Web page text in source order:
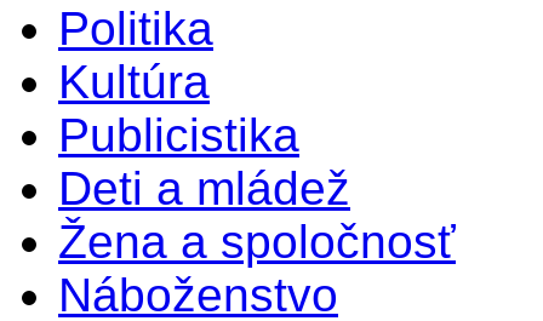
Politika
Kultúra
Publicistika
Deti a mládež
Žena a spoločnosť
Náboženstvo